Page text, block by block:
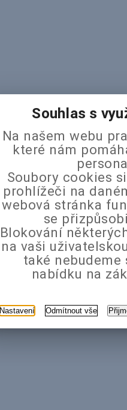
Souhlas s
Na našem webu
které nám
Soubory cookies
prohlížeči na
webová stránka
se
Blokování
na vaši
také
nabídku na
Nastavení Odmítnout vše